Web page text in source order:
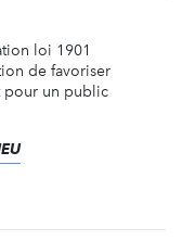
loi 1901
de favoriser
pour un public